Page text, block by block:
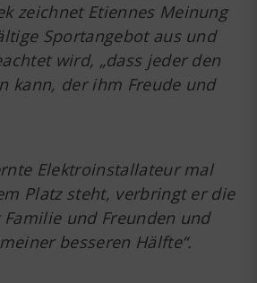
zeichnet Etiennes Meinung
Sportangebot aus und
wird, „dass jeder den
kann, der ihm Freude und
Elektroinstallateur mal
Platz steht, verbringt er die
und Freunden und
besseren Hälfte“.